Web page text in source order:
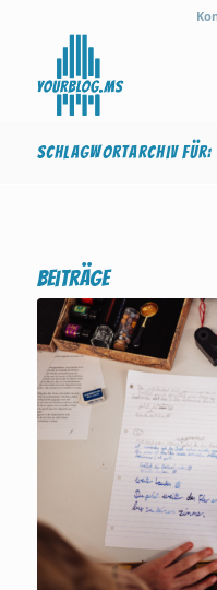
Schlagwortarchiv für:
Beiträge